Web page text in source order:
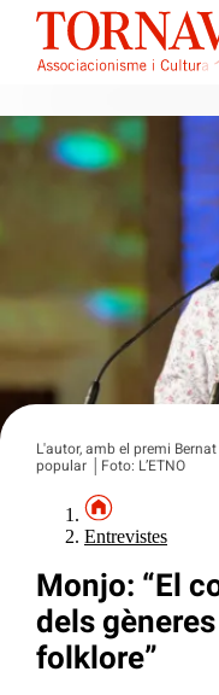
L'autor, amb el premi
popular │Foto: L’ETNO
Entrevistes
Monjo: “El
dels
folklore”